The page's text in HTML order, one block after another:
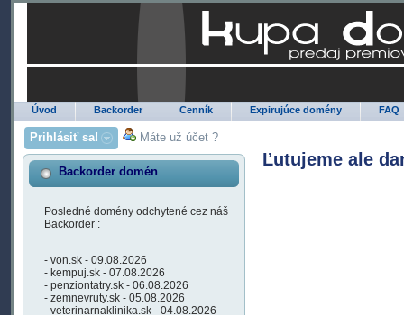
Úvod Backorder Cenník Expirujúce domény FAQ
Prihlásiť sa! Máte už účet ?
Backorder domén
Posledné domény odchytené cez náš
Backorder :
- von.sk - 09.08.2026
- kempuj.sk - 07.08.2026
- penziontatry.sk - 06.08.2026
- zemnevruty.sk - 05.08.2026
- veterinarnaklinika.sk - 04.08.2026
Ľutujeme ale